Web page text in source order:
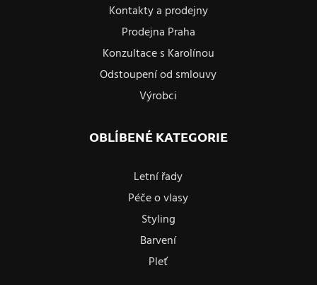
Kontakty a prodejny
Prodejna Praha
Konzultace s Karolínou
Odstoupení od smlouvy
Výrobci
OBLÍBENÉ KATEGORIE
Letní řady
Péče o vlasy
Styling
Barvení
Pleť